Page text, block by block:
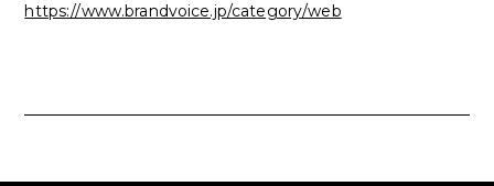
https://www.brandvoice.jp/category/web